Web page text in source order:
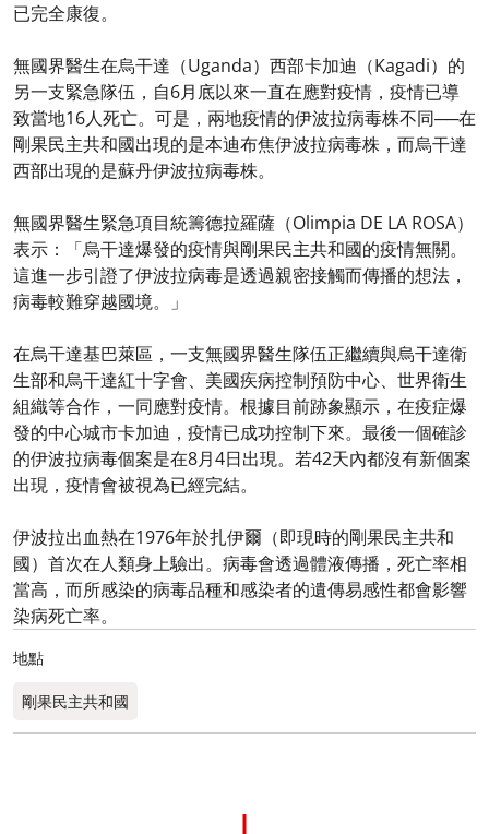
已完全康復。
無國界醫生在烏干達（Uganda）西部卡加迪（Kagadi）的
另一支緊急隊伍，自6月底以來一直在應對疫情，疫情已導
致當地16人死亡。可是，兩地疫情的伊波拉病毒株不同──在
剛果民主共和國出現的是本迪布焦伊波拉病毒株，而烏干達
西部出現的是蘇丹伊波拉病毒株。
無國界醫生緊急項目統籌德拉羅薩（Olimpia DE LA ROSA）
表示：「烏干達爆發的疫情與剛果民主共和國的疫情無關。
這進一步引證了伊波拉病毒是透過親密接觸而傳播的想法，
病毒較難穿越國境。」
在烏干達基巴萊區，一支無國界醫生隊伍正繼續與烏干達衛
生部和烏干達紅十字會、美國疾病控制預防中心、世界衛生
組織等合作，一同應對疫情。根據目前跡象顯示，在疫症爆
發的中心城市卡加迪，疫情已成功控制下來。最後一個確診
的伊波拉病毒個案是在8月4日出現。若42天內都沒有新個案
出現，疫情會被視為已經完結。
伊波拉出血熱在1976年於扎伊爾（即現時的剛果民主共和
國）首次在人類身上驗出。病毒會透過體液傳播，死亡率相
當高，而所感染的病毒品種和感染者的遺傳易感性都會影響
染病死亡率。
地點
剛果民主共和國